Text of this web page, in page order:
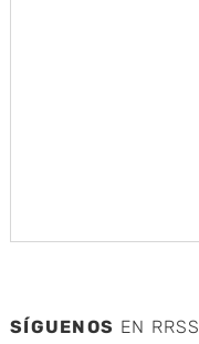
SÍGUENOS EN RRSS